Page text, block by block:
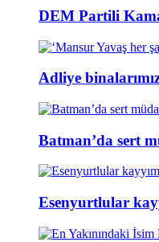
DEM Partili
Adliye
Batman’da sert
Esenyurtlular